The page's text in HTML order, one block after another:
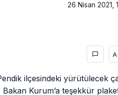
26 Nisan 2021,
ilçesindeki yürütülecek
Kurum’a teşekkür